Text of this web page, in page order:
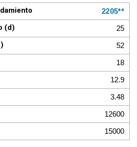
2205**
25
52
18
12.9
3.48
12600
15000